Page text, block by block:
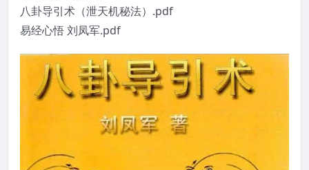
八卦导引术（泄天机秘法）.pdf
易经心悟 刘凤军.pdf